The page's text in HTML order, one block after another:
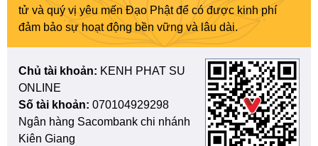
tử và quý vị yêu mến Đạo Phật để có được kinh phí
đảm bảo sự hoạt động bền vững và lâu dài.
Chủ tài khoản: KENH PHAT SU
ONLINE
Số tài khoản: 070104929298
Ngân hàng Sacombank chi nhánh
Kiên Giang